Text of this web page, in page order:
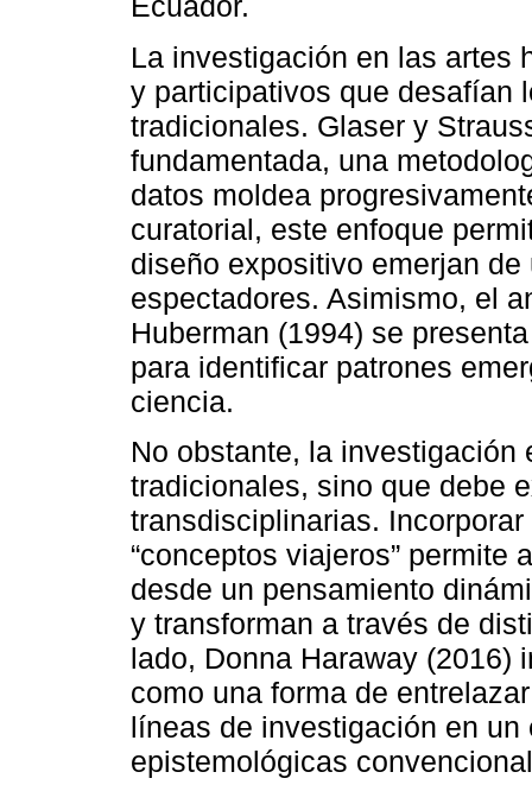
La investigación en las artes
y participativos que desafían
tradicionales. Glaser y
fundamentada, una
datos moldea
curatorial, este enfoque
diseño expositivo emerjan
espectadores. Asimismo, el
Huberman (1994) se
para identificar patrones
ciencia.
No obstante, la investigación
tradicionales, sino que debe
transdisciplinarias.
“conceptos viajeros” permite
desde un pensamiento
y transforman a través de
lado, Donna Haraway (2016)
como una forma de
líneas de investigación en
epistemológicas